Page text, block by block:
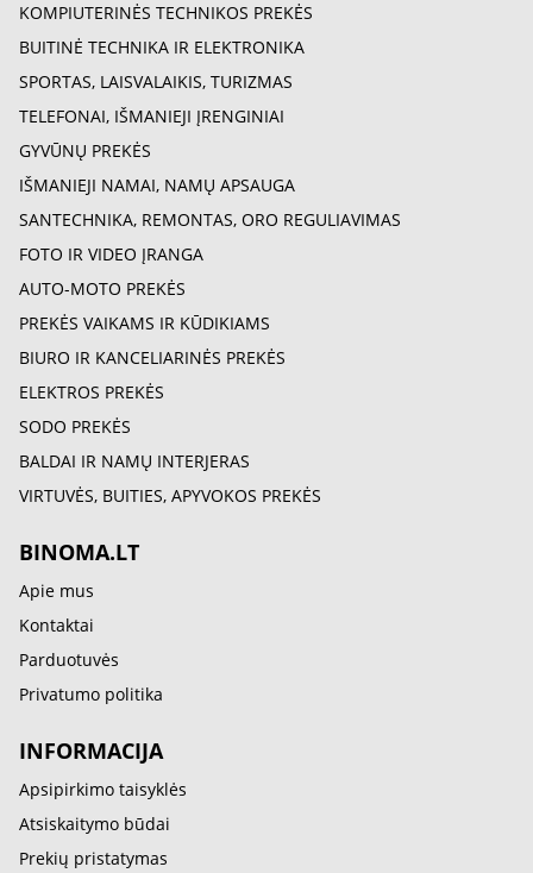
KOMPIUTERINĖS TECHNIKOS PREKĖS
BUITINĖ TECHNIKA IR ELEKTRONIKA
SPORTAS, LAISVALAIKIS, TURIZMAS
TELEFONAI, IŠMANIEJI ĮRENGINIAI
GYVŪNŲ PREKĖS
IŠMANIEJI NAMAI, NAMŲ APSAUGA
SANTECHNIKA, REMONTAS, ORO REGULIAVIMAS
FOTO IR VIDEO ĮRANGA
AUTO-MOTO PREKĖS
PREKĖS VAIKAMS IR KŪDIKIAMS
BIURO IR KANCELIARINĖS PREKĖS
ELEKTROS PREKĖS
SODO PREKĖS
BALDAI IR NAMŲ INTERJERAS
VIRTUVĖS, BUITIES, APYVOKOS PREKĖS
BINOMA.LT
Apie mus
Kontaktai
Parduotuvės
Privatumo politika
INFORMACIJA
Apsipirkimo taisyklės
Atsiskaitymo būdai
Prekių pristatymas